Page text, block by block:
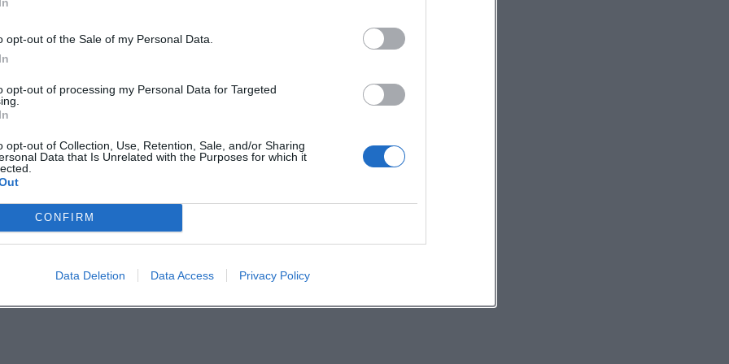
opt-out of the Sale of my Personal Data.
opt-out of processing my Personal Data for Targeted
opt-out of Collection, Use, Retention, Sale, and/or Sharing
Data that Is Unrelated with the Purposes for which it
CONFIRM
Data Deletion Data Access Privacy Policy
Oberfranken in Bayreuth statt. Der Eintritt kostet
Laut Veranstaltungsportal ist der
Assistenz voll zugänglich. Für die Planung ist
und gute Zielgruppenansprache.
und Gesprächskultur auf besondere Weise.
Sinnen erleben möchte, sollte sich diesen
sein.